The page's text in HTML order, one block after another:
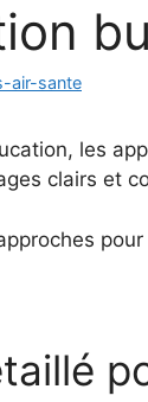
air-sante
les
clairs et